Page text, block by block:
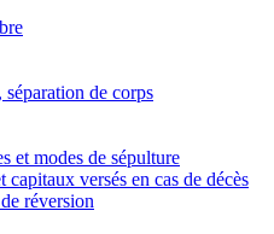
de corps
et modes de sépulture
capitaux versés en cas de décès
réversion